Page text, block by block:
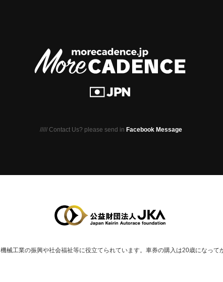
///// Contact Us? please send in Facebook Message
機械⼯業の振興や社会福祉等に役⽴てられています。 車券の購入は20歳になって